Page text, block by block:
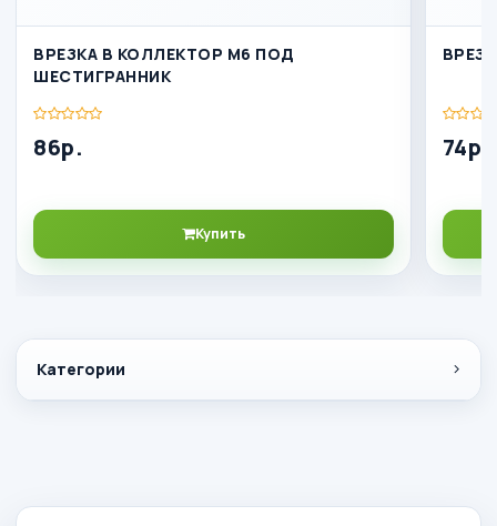
Категории
ВРЕЗКА В КОЛЛЕКТОР М6 ПОД
ШЕСТИГРАННИК
86р.
Купить
74р.